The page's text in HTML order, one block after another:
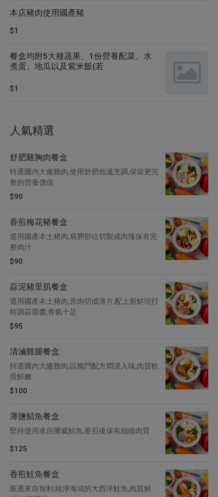
本店豬肉使用國產豬
$1
餐盒均附5大種蔬果、1份營養配菜、水
煮蛋、地瓜以及紫米飯(若
$1
人氣精選
舒肥雞胸肉餐盒
特選國內大廠雞肉,使用舒肥低溫烹調,保留更完
整的營養價值
$90
香煎梅花豬餐盒
選用國產本土豬肉,肩胛部位切製成肉塊保有完
整肉汁
$90
蒜泥豬里肌餐盒
選用國產本土豬肉,原肉切成薄片,配上新鮮現打
特調蒜蓉醬,香氣十足
$95
清滷雞腿餐盒
特選國內大廠雞肉,以獨門配方燜浸入味,肉質軟
滑鮮嫩
$100
薄鹽鯖魚餐盒
堅持使用來自挪威鯖魚,香煎後保有細緻肉質
$125
香煎鮭魚餐盒
嚴選來自智利,純淨海域的大西洋鮭魚,肉質鮮